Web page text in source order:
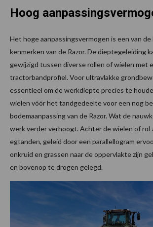
Hoog
Het hoge aanpassingsvermogen is een van
kenmerken van de Razor. De dieptegeleiding
gewijzigd tussen diverse rollen of wielen met
tractorbandprofiel. Voor ultravlakke
essentieel om de werkdiepte precies te
wielen vóór het tandgedeelte voor een nog
bodemaanpassing van de Razor. Wat de
werk verder verhoogt. Achter de wielen of rol
egtanden, geleid door een parallellogram
onkruid en grassen naar de oppervlakte zijn
en bovenop te drogen gelegd.